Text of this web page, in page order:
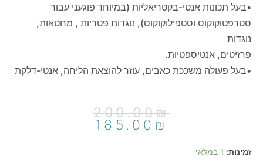
•בעל תכונות אנטי-בקטריאליות (במיוחד פוגעני עבור
סטרפטוקוקוס וסטפילוקוקוס), נוגדות פטריות , מחטאות,
נוגדות
פרזיטים, אנטיספטיות.
•בעל פעולה משככת כאבים, עוזר להוצאת הליחה, אנטי-דלקת
200.00₪ המחיר
המקורי
185.00 ₪
המחיר
הנוכחי
זמינות: 1 במלאי
כמות